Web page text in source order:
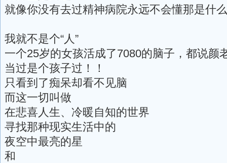
就像你没有去过精神病院永远不会懂那是什
我就不是个“人”
一个25岁的女孩活成了7080的脑子，都说颜
当过是个孩子过！！
只看到了痴呆却看不见脑
而这一切叫做
在悲喜人生、冷暖自知的世界
寻找那种现实生活中的
夜空中最亮的星
和